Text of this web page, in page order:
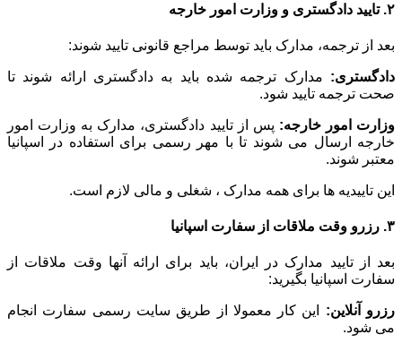
۲. تایید دادگستری و وزارت امور خارجه
بعد از ترجمه، مدارک باید توسط مراجع قانونی تایید شوند:
دادگستری: مدارک ترجمه شده باید به دادگستری ارائه شوند تا
صحت ترجمه تایید شود.
وزارت امور خارجه: پس از تایید دادگستری، مدارک به وزارت امور
خارجه ارسال می شوند تا با مهر رسمی برای استفاده در اسپانیا
معتبر شوند.
این تاییدیه ها برای همه مدارک ، شغلی و مالی لازم است.
۳. رزرو وقت ملاقات از سفارت اسپانیا
بعد از تایید مدارک در ایران، باید برای ارائه آنها وقت ملاقات از
سفارت اسپانیا بگیرید:
رزرو آنلاین: این کار معمولا از طریق سایت رسمی سفارت انجام
می شود.